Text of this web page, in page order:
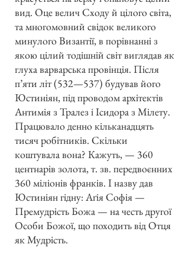
вид. Оце велич Сходу й цілого світа,
та многомовний свідок великого
минулого Византії, в порівнанні з
якою цілий тодішній світ виглядав як
глуха варварська провінція. Після
п’яти літ (532—537) будував його
Юстиніян, під проводом архітектів
Антимія з Тралез і Ісидора з Мілету.
Працювало денно кільканадцять
тисяч робітників. Скільки
коштувала вона? Кажуть, — 360
центнарів золота, т. зв. передвоєнних
360 міліонів франків. І назву дав
Юстиніян гідну: Аґія Софія —
Премудрість Божа — на честь другої
Особи Божої, що походить від Отця
як Мудрість.